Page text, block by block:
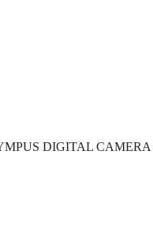
DIGITAL CAMERA